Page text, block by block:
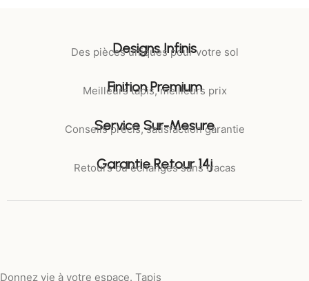
Designs Infinis
Des pièces uniques pour votre sol
Finition Premium
Meilleurs tapis, meilleurs prix
Service Sur-Mesure
Conseils précis, satisfaction garantie
Garantie Retour 14j
Retours ou échanges sans tracas
Donnez vie à votre espace. Tapis